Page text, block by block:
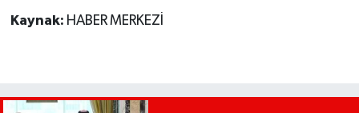
Kaynak: HABER MERKEZİ